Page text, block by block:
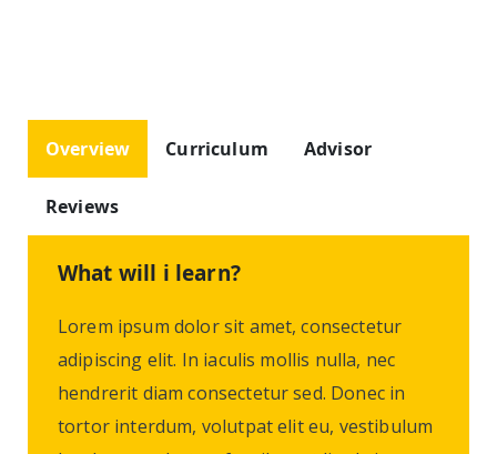
Overview Curriculum Advisor
Reviews
What will i learn?
Lorem ipsum dolor sit amet, consectetur
adipiscing elit. In iaculis mollis nulla, nec
hendrerit diam consectetur sed. Donec in
tortor interdum, volutpat elit eu, vestibulum